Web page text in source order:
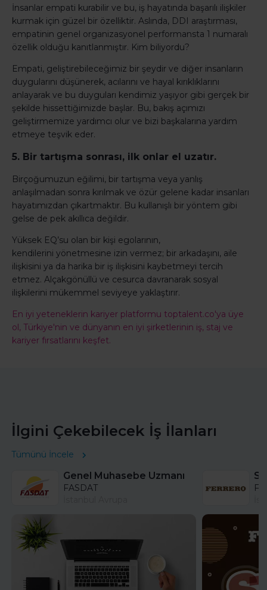
İnsanlar empati kurabilir ve bu, iş hayatında başarılı ilişkiler
kurmak için güzel bir özelliktir. Aslında, DDI araştırması,
empatinin genel organizasyonel performansta 1 numaralı
özellik olduğu kanıtlanmıştır. Kim biliyordu?
Empati, geliştirebileceğimiz bir şeydir ve diğer insanların
duygularını düşünerek, acılarını ve hayal kırıklıklarını
anlayarak ve bu duyguları kendimiz yaşıyor gibi gerçek bir
şekilde hissettiğimizde başlar. Bu, bakış açımızı
geliştirmemize yardımcı olur ve bizi başkalarına yardım
etmeye teşvik eder.
5. Bir tartışma sonrası, ilk onlar el uzatır.
Birçoğumuzun eğilimi, bir tartışma veya yanlış
anlaşılmadan sonra kırılmak ve özür gelene kadar insanları
hayatımızdan çıkartmaktır. Bu kullanışlı bir yöntem gibi
gelse de pek akıllıca değildir.
Yüksek EQ’su olan bir kişi egolarının,
kendilerini yönetmesine izin vermez; bir arkadaşını, aile
ilişkisini ya da harika bir iş ilişkisini kaybetmeyi tercih
etmez. Alçakgönüllü ve cesurca davranarak sosyal
ilişkilerini mükemmel seviyeye yaklaştırır.
En iyi yeteneklerin kariyer platformu toptalent.co'ya üye
ol, Türkiye'nin ve dünyanın en iyi şirketlerinin iş, staj ve
kariyer fırsatlarını keşfet.
İlgini Çekebilecek İş İlanları
Tümünü İncele
Genel Muhasebe Uzmanı
FASDAT